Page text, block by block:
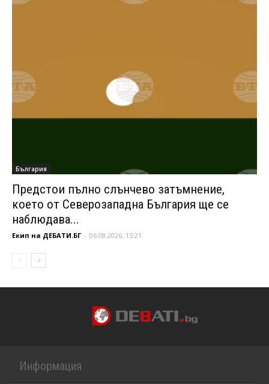
България
Предстои пълно слънчево затъмнение,
което от Северозападна България ще се
наблюдава...
Екип на ДЕБАТИ.БГ - 06.08.2026, 15:21
Информация